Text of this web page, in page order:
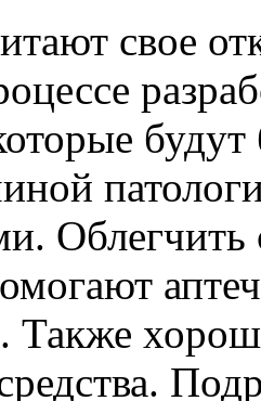
свое
будут
Облегчить
Также